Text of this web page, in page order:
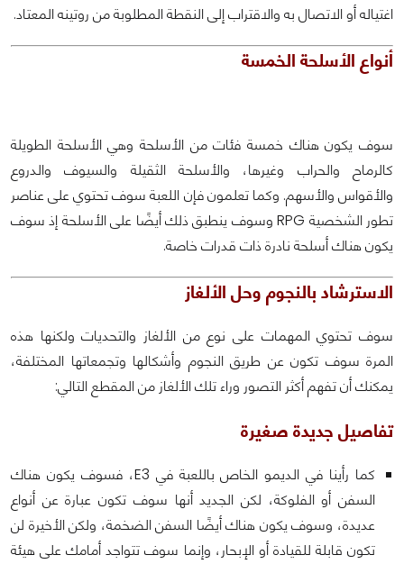
اغتياله أو الاتصال به والاقتراب إلى النقطة المطلوبة من روتينه المعتاد.
أنواع الأسلحة الخمسة
سوف يكون هناك خمسة فئات من الأسلحة وهي الأسلحة الطويلة
كالرماح والحراب وغيرها، والأسلحة الثقيلة والسيوف والدروع
والأقواس والأسهم. وكما تعلمون فإن اللعبة سوف تحتوي على عناصر
تطور الشخصية RPG وسوف ينطبق ذلك أيضًا على الأسلحة إذ سوف
يكون هناك أسلحة نادرة ذات قدرات خاصة.
الاسترشاد بالنجوم وحل الألغاز
سوف تحتوي المهمات على نوع من الألغاز والتحديات ولكنها هذه
المرة سوف تكون عن طريق النجوم وأشكالها وتجمعاتها المختلفة،
يمكنك أن تفهم أكثر التصور وراء تلك الألغاز من المقطع التالي:
تفاصيل جديدة صغيرة
كما رأينا في الديمو الخاص باللعبة في E3، فسوف يكون هناك
السفن أو الفلوكة، لكن الجديد أنها سوف تكون عبارة عن أنواع
عديدة، وسوف يكون هناك أيضًا السفن الضخمة، ولكن الأخيرة لن
تكون قابلة للقيادة أو الإبحار، وإنما سوف تتواجد أمامك على هيئة